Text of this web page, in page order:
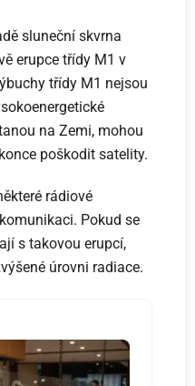
sluneční skvrna
erupce třídy M1 v
třídy M1 nejsou
na Zemi, mohou
poškodit satelity.
rádiové
Pokud se
s takovou erupcí,
úrovni radiace.